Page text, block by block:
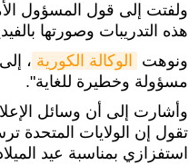
ولفتت إلى قول المسؤول
هذه التدريبات وصورتها
ونوهت
الوكالة الكورية ،
مسؤولة وخطيرة للغاية".
وأشارت إلى أن وسائل
تقول إن الولايات المتحدة
استفزازي بمناسبة عيد